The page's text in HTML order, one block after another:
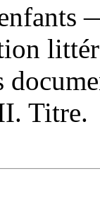
Titre.